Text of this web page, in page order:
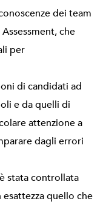
dei team
che
per
di candidati ad
e da quelli di
attenzione a
dagli errori
stata controllata
quello che